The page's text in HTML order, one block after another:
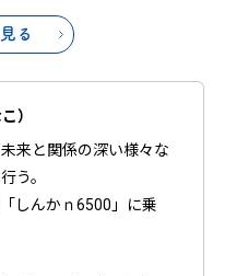
る
）
来と関係の深い様々な
う。
しんかｎ6500」に乗